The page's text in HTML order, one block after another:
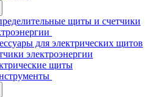
щиты и счетчики
для электрических щитов
электроэнергии
щиты